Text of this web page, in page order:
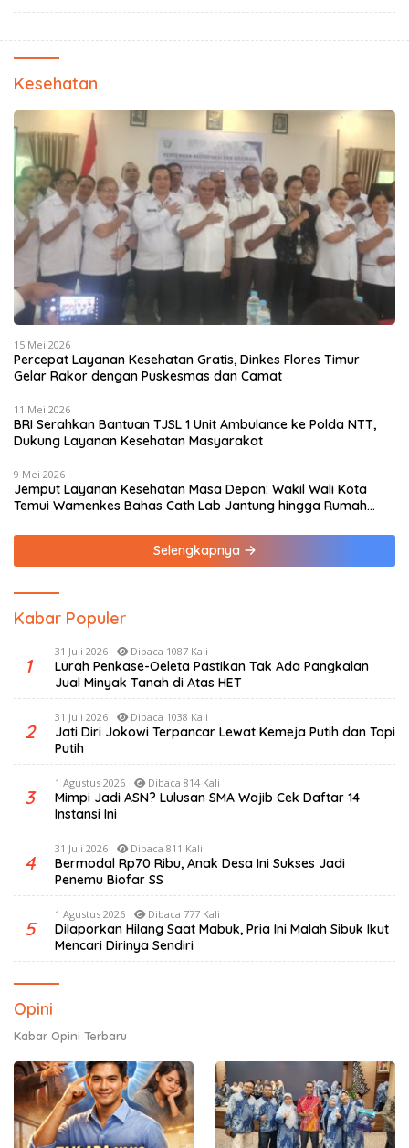
Kesehatan
15 Mei 2026
Percepat Layanan Kesehatan Gratis, Dinkes Flores Timur
Gelar Rakor dengan Puskesmas dan Camat
11 Mei 2026
BRI Serahkan Bantuan TJSL 1 Unit Ambulance ke Polda NTT,
Dukung Layanan Kesehatan Masyarakat
9 Mei 2026
Jemput Layanan Kesehatan Masa Depan: Wakil Wali Kota
Temui Wamenkes Bahas Cath Lab Jantung hingga Rumah
Selengkapnya
Kabar Populer
1
31 Juli 2026 Dibaca 1087 Kali
Lurah Penkase-Oeleta Pastikan Tak Ada Pangkalan
Jual Minyak Tanah di Atas HET
2
31 Juli 2026 Dibaca 1038 Kali
Jati Diri Jokowi Terpancar Lewat Kemeja Putih dan Topi
Putih
3
1 Agustus 2026 Dibaca 814 Kali
Mimpi Jadi ASN? Lulusan SMA Wajib Cek Daftar 14
Instansi Ini
4
31 Juli 2026 Dibaca 811 Kali
Bermodal Rp70 Ribu, Anak Desa Ini Sukses Jadi
Penemu Biofar SS
5
1 Agustus 2026 Dibaca 777 Kali
Dilaporkan Hilang Saat Mabuk, Pria Ini Malah Sibuk Ikut
Mencari Dirinya Sendiri
Opini
Kabar Opini Terbaru